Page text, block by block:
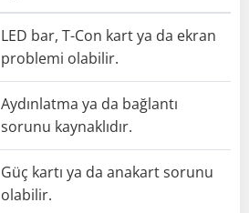
LED bar, T-Con kart ya da ekran
problemi olabilir.
Aydınlatma ya da bağlantı
sorunu kaynaklıdır.
Güç kartı ya da anakart sorunu
olabilir.